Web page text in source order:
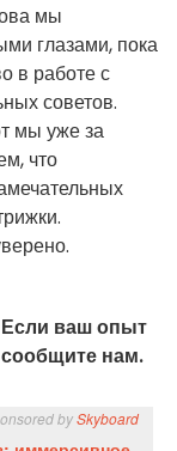
мы
глазами, пока
в работе с
советов.
мы уже за
что
ваш опыт
сообщите нам.